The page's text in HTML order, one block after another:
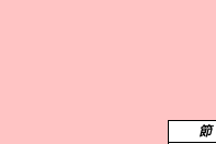
節